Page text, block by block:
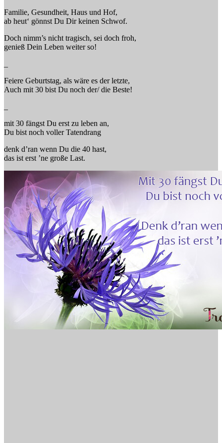
Familie, Gesundheit, Haus und Hof,
ab heut‘ gönnst Du Dir keinen Schwof.
Doch nimm’s nicht tragisch, sei doch froh,
genieß Dein Leben weiter so!
Feiere Geburtstag, als wäre es der letzte,
Auch mit 30 bist Du noch der/ die Beste!
mit 30 fängst Du erst zu leben an,
Du bist noch voller Tatendrang
denk d’ran wenn Du die 40 hast,
das ist erst ’ne große Last.